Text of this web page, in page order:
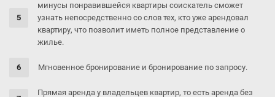
минусы понравившейся квартиры соискатель сможет
узнать непосредственно со слов тех, кто уже арендовал
квартиру, что позволит иметь полное представление о
жилье.
Мгновенное бронирование и бронирование по запросу.
Прямая аренда у владельцев квартир, то есть аренда без